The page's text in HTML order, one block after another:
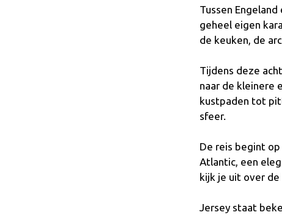
Tussen
geheel eigen
de keuken, de
Tijdens deze
naar de kleinere
kustpaden tot
sfeer.
De reis begint
Atlantic, een
kijk je uit over de
Jersey staat